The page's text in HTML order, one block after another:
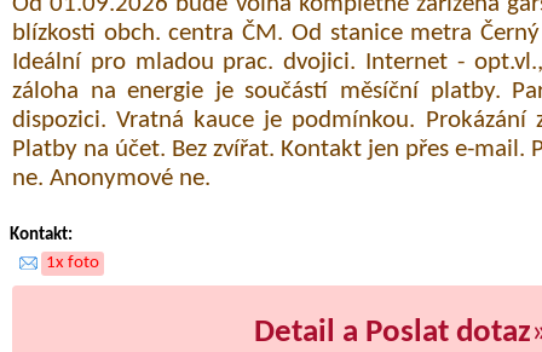
blízkosti obch. centra ČM. Od stanice metra
Ideální pro mladou prac. dvojici. Internet -
záloha na energie je součástí měsíční platby.
dispozici. Vratná kauce je podmínkou. Prokázání
Platby na účet. Bez zvířat. Kontakt jen přes e-mail.
ne. Anonymové ne.
Kontakt:
1x foto
Detail a Poslat dotaz